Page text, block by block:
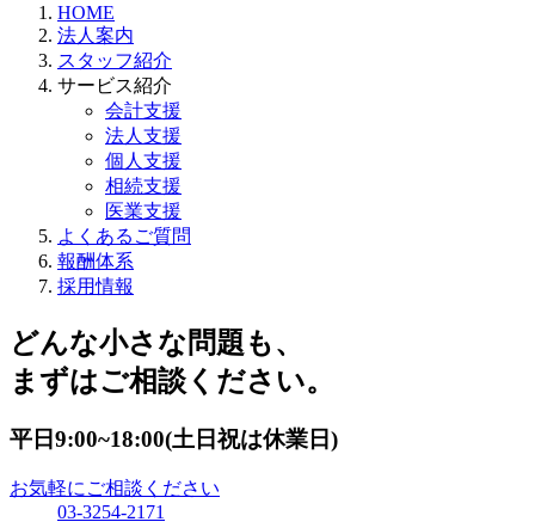
HOME
法人案内
スタッフ紹介
サービス紹介
会計支援
法人支援
個人支援
相続支援
医業支援
よくあるご質問
報酬体系
採用情報
どんな小さな問題も、
まずはご相談ください。
平日9:00~18:00(土日祝は休業日)
お気軽にご相談ください
03-3254-2171